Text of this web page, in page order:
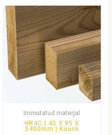
Immutatud materjal
HR4C | 45 X 95 X
5400mm | Kuusk